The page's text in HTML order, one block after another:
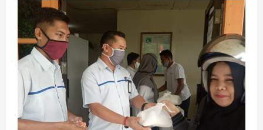
Penerima
KKS
Sebanyak
140
KK,
Diserahkan
Bupati
Sayed
Jafar